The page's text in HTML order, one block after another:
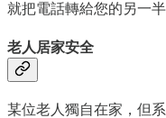
就把電話轉給您的另一
老人居家安全
某位老人獨自在家，但